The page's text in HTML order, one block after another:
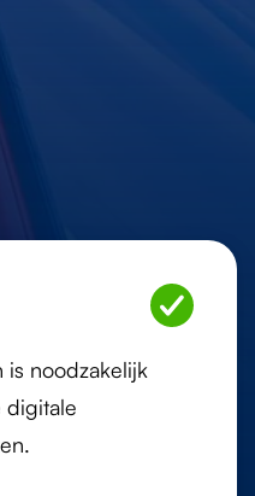
is noodzakelijk
digitale